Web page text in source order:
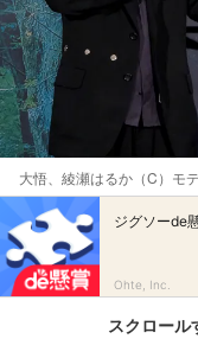
大悟、綾瀬はるか（C）モ
ジグソーde
Ohte, Inc.
スクロール